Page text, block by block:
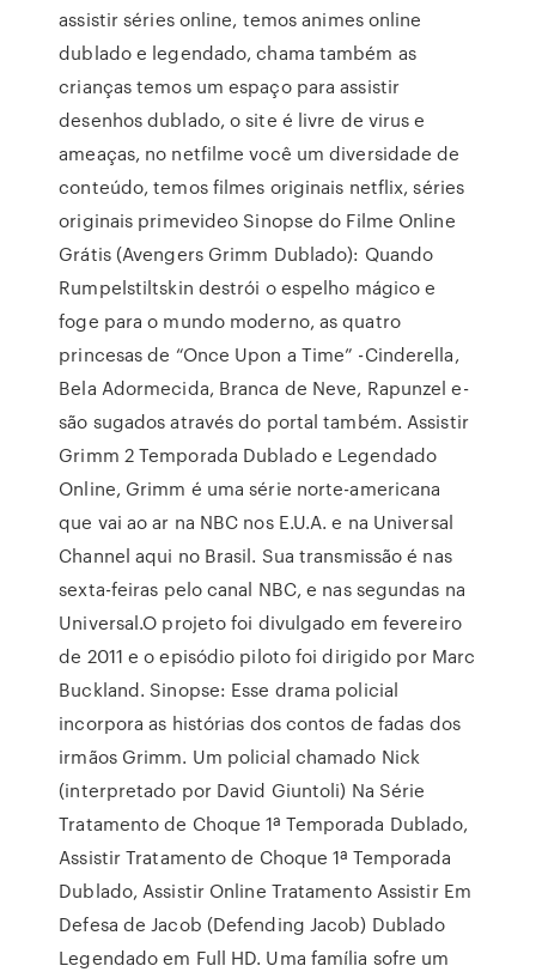
assistir séries online, temos animes online
dublado e legendado, chama também as
crianças temos um espaço para assistir
desenhos dublado, o site é livre de virus e
ameaças, no netfilme você um diversidade de
conteúdo, temos filmes originais netflix, séries
originais primevideo Sinopse do Filme Online
Grátis (Avengers Grimm Dublado): Quando
Rumpelstiltskin destrói o espelho mágico e
foge para o mundo moderno, as quatro
princesas de “Once Upon a Time” -Cinderella,
Bela Adormecida, Branca de Neve, Rapunzel e-
são sugados através do portal também. Assistir
Grimm 2 Temporada Dublado e Legendado
Online, Grimm é uma série norte-americana
que vai ao ar na NBC nos E.U.A. e na Universal
Channel aqui no Brasil. Sua transmissão é nas
sexta-feiras pelo canal NBC, e nas segundas na
Universal.O projeto foi divulgado em fevereiro
de 2011 e o episódio piloto foi dirigido por Marc
Buckland. Sinopse: Esse drama policial
incorpora as histórias dos contos de fadas dos
irmãos Grimm. Um policial chamado Nick
(interpretado por David Giuntoli) Na Série
Tratamento de Choque 1ª Temporada Dublado,
Assistir Tratamento de Choque 1ª Temporada
Dublado, Assistir Online Tratamento Assistir Em
Defesa de Jacob (Defending Jacob) Dublado
Legendado em Full HD. Uma família sofre um